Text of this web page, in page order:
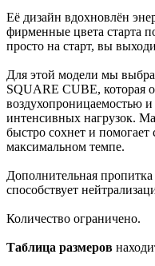
Её дизайн вдохновлён
фирменные цвета старта
просто на старт, вы
Для этой модели мы
SQUARE CUBE, которая
воздухопроницаемостью
интенсивных нагрузок.
быстро сохнет и помогает
максимальном темпе.
Дополнительная
способствует
Количество ограничено.
Таблица размеров